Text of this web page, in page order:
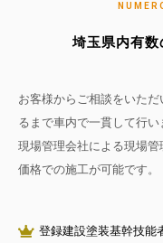
埼玉県内有
お客様からご相談をいた
るまで車内で一貫して行い
現場管理会社による現場
価格での施工が可能です。
登録建設塗装基幹技能